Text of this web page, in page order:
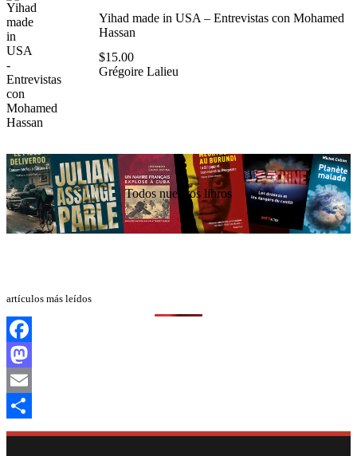
Yihad made in USA – Entrevistas con Mohamed
Hassan
$15.00
Grégoire Lalieu
Todos nuestros libros
artículos más leídos
Facebook
Mastodon
Email
Compartir